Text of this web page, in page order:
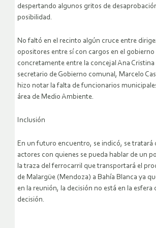
despertando algunos gritos de
posibilidad.
No faltó en el recinto algún cruce entre
opositores entre sí con cargos en el gobierno
concretamente entre la concejal Ana Cristina
secretario de Gobierno comunal, Marcelo
hizo notar la falta de funcionarios
área de Medio Ambiente.
Inclusión
En un futuro encuentro, se indicó, se tratará
actores con quienes se pueda hablar de un
la traza del ferrocarril que transportará el
de Malargüe (Mendoza) a Bahía Blanca ya
en la reunión, la decisión no está en la esfera
decisión.